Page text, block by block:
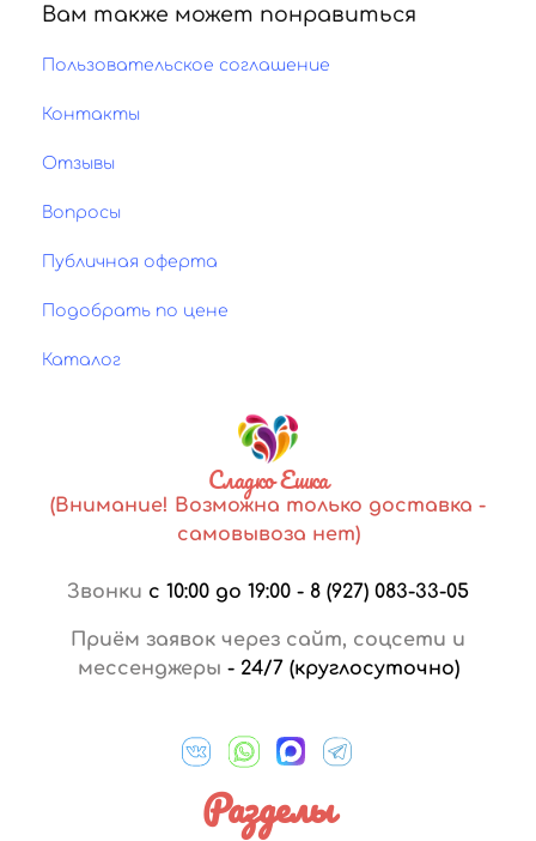
Вам также может понравиться
Пользовательское соглашение
Контакты
Отзывы
Вопросы
Публичная оферта
Подобрать по цене
Каталог
Сладко Ешка
(Внимание! Возможна только доставка -
самовывоза нет)
Звонки с 10:00 до 19:00 - 8 (927) 083-33-05
Приём заявок через сайт, соцсети и
мессенджеры - 24/7 (круглосуточно)
Разделы